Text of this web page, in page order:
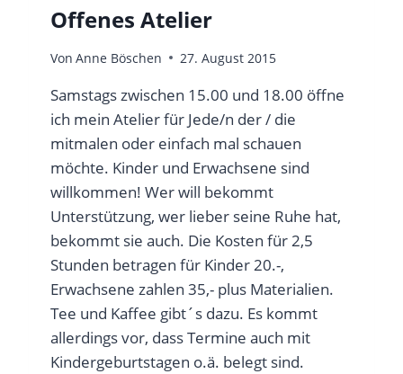
Offenes Atelier
Von Anne Böschen 27. August 2015
Samstags zwischen 15.00 und 18.00 öffne
ich mein Atelier für Jede/n der / die
mitmalen oder einfach mal schauen
möchte. Kinder und Erwachsene sind
willkommen! Wer will bekommt
Unterstützung, wer lieber seine Ruhe hat,
bekommt sie auch. Die Kosten für 2,5
Stunden betragen für Kinder 20.-,
Erwachsene zahlen 35,- plus Materialien.
Tee und Kaffee gibt´s dazu. Es kommt
allerdings vor, dass Termine auch mit
Kindergeburtstagen o.ä. belegt sind.